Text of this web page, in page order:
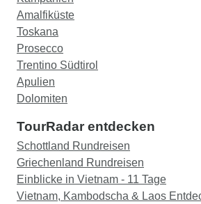
Amalfiküste
Toskana
Prosecco
Trentino Südtirol
Apulien
Dolomiten
TourRadar entdecken
Schottland Rundreisen
Griechenland Rundreisen
Einblicke in Vietnam - 11 Tage
Vietnam, Kambodscha & Laos